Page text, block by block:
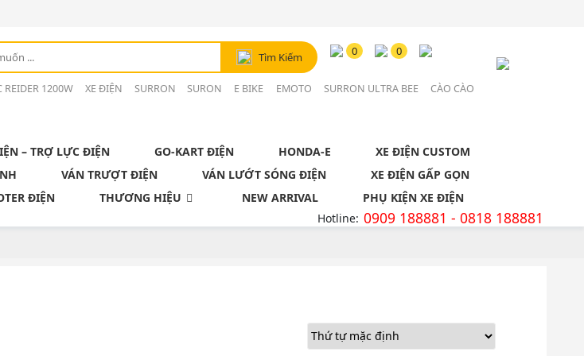
Tìm Kiếm 0 0
REIDER 1200W XE ĐIỆN SURRON SURON E BIKE EMOTO SURRON ULTRA BEE CÀO CÀO
– TRỢ LỰC ĐIỆN GO-KART ĐIỆN HONDA-E
XE ĐIỆN CUSTOM
VÁN TRƯỢT ĐIỆN VÁN LƯỚT SÓNG ĐIỆN
XE ĐIỆN GẤP GỌN
ĐIỆN THƯƠNG HIỆU NEW ARRIVAL
PHỤ KIỆN XE ĐIỆN
Hotline: 0909 188881 - 0818 188881